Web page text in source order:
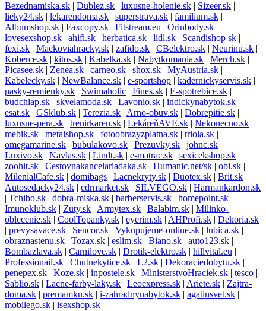
Bezednamiska.sk | Dublez.sk | luxusne-holenie.sk | Sizeer.sk |
lieky24.sk | lekarendoma.sk | superstrava.sk | familium.sk |
Albumshop.sk | Faxcopy.sk | Fitstream.eu | Orinbody.sk |
lovesexshop.sk | ahifi.sk | herbatica.sk | lidl.sk | Scandishop sk |
fexi.sk | Mackoviahracky.sk | zafido.sk | CBelektro.sk | Neurinu.sk |
Koberce.sk | kitos.sk | Kabelka.sk | Nabytkomania.sk | Merch.sk |
Picasee.sk | Zenea.sk | carneo.sk | shox.sk | MyAustria.sk |
Kabelecky.sk | NewBalance.sk | e-sportshop | kadernickyservis.sk |
pasky-remienky.sk | Swimaholic | Fines.sk | E-spotrebice.sk |
budchlap.sk | skvelamoda.sk | Lavonio.sk | indickynabytok.sk |
esat.sk | GSklub.sk | Terezia.sk | Arno-obuv.sk | Dobrepitie.sk |
luxusne-pera.sk | trenirkaren.sk | LekáreňAVE.sk | Nekonecno.sk |
mebik.sk | metalshop.sk | fotoobrazyzplatna.sk | triola.sk |
omegamarine.sk | bubulakovo.sk | Prezuvky.sk | johnc.sk |
Luxivo.sk | Navlas.sk | Lindt.sk | e-matrac.sk | sexicekshop.sk |
zoohit.sk | Cestovnakancelariadaka.sk | Humanic.net/sk | obi.sk |
MilenialCafe.sk | domibags | Lacnekryty.sk | Duotex.sk | Brit.sk |
Autosedacky24.sk | cdrmarket.sk | SILVEGO.sk | Harmankardon.sk
| Tchibo.sk | dobra-miska.sk | barberservis.sk | homepoint.sk |
Imunoklub.sk | Zuty.sk | Armytex.sk | Balabim.sk | Milinko-
oblecenie.sk | CoolTopanky.sk | eyerim.sk | AHProfi.sk | Dekoria.sk
| prevysavace.sk | Sencor.sk | Vykupujeme-online.sk | lubica.sk |
obraznastenu.sk | Tozax.sk | eslim.sk | Biano.sk | auto123.sk |
Bombazlava.sk | Carnilove.sk | Drotik-elektro.sk | hillvital.eu |
Professionail.sk | Chutnekytice.sk | L2.sk | Dekoraciedobytu.sk |
penepex.sk | Koze.sk | inpostele.sk | MinisterstvoHraciek.sk | tesco |
Sablio.sk | Lacne-farby-laky.sk | Leoexpress.sk | Ariete.sk | Zajtra-
doma.sk | premamku.sk | i-zahradnynabytok.sk | agatinsvet.sk |
mobilego.sk | isexshop.sk